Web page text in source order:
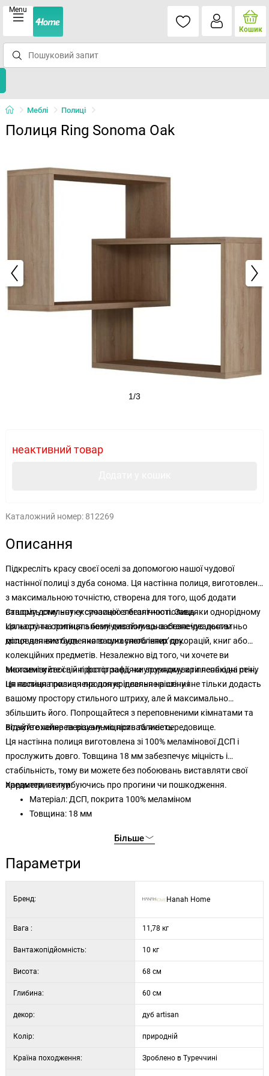
Menu
Кошик
Меблі Полиці
Полиця Ring Sonoma Oak
1/3
неактивний товар
Каталожний номер: 812269
Описання
Підкресліть красу своєї оселі за допомогою нашої чудової
настінної полиці з дуба сонома. Ця настінна полиця, виготовлена
з максимальною точністю, створена для того, щоб додати
вашому дому нотку сучасної елегантності. Завдяки однорідному
кольору та оригінальному дизайну вона стане ідеальним
доповненням будь-якого сучасного інтер’єру.
Створіть стильну експозицію з безліччю полиць
Ця настінна полиця з безліччю полиць забезпечує достатньо
місця для виставлення ваших улюблених декорацій, книг або
колекційних предметів. Незалежно від того, чи хочете ви
виставити свої цінні фотографії, чи упорядкувати необхідні речі,
ця настінна полиця пропонує ідеальне рішення.
Максимізуйте свій простір завдяки зручному кріпленню на стіну
Ця полиця призначена для кріплення на стіну і не тільки додасть
вашому простору стильного штриху, але й максимально
збільшить його. Попрощайтеся з переповненими кімнатами та
вітайте охайне та візуально привабливе середовище.
Відчуйте неперевершену міцність та якість
Ця настінна полиця виготовлена зі 100% меламінової ДСП і
прослужить довго. Товщина 18 мм забезпечує міцність і
стабільність, тому ви можете без побоювань виставляти свої
предмети, не турбуючись про прогини чи пошкодження.
Характеристики:
Матеріал: ДСП, покрита 100% меламіном
Товщина: 18 мм
Колір: дуб сонома
Більше
Параметри
Бренд: Hanah Home
Вага : 11,78 кг
Вантажопідйомність: 10 кг
Висота: 68 см
Глибина: 60 см
декор: дуб artisan
Колір: природній
Країна походження: Зроблено в Туреччині